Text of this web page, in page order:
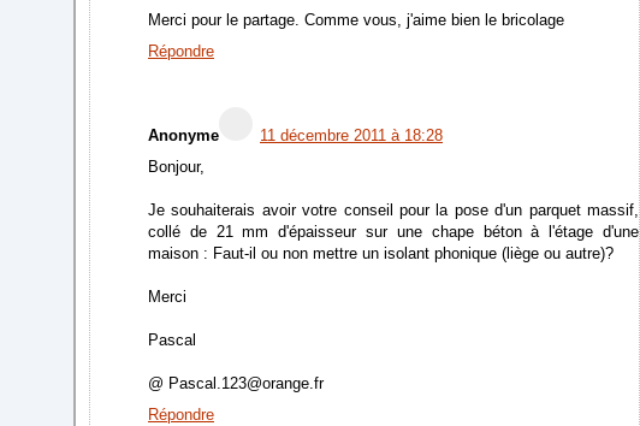
Merci pour le partage. Comme vous, j'aime bien le bricolage
Répondre
Anonyme
11 décembre 2011 à 18:28
Bonjour,
Je souhaiterais avoir votre conseil pour la pose d'un parquet massif,
collé de 21 mm d'épaisseur sur une chape béton à l'étage d'une
maison : Faut-il ou non mettre un isolant phonique (liège ou autre)?
Merci
Pascal
@ Pascal.123@orange.fr
Répondre